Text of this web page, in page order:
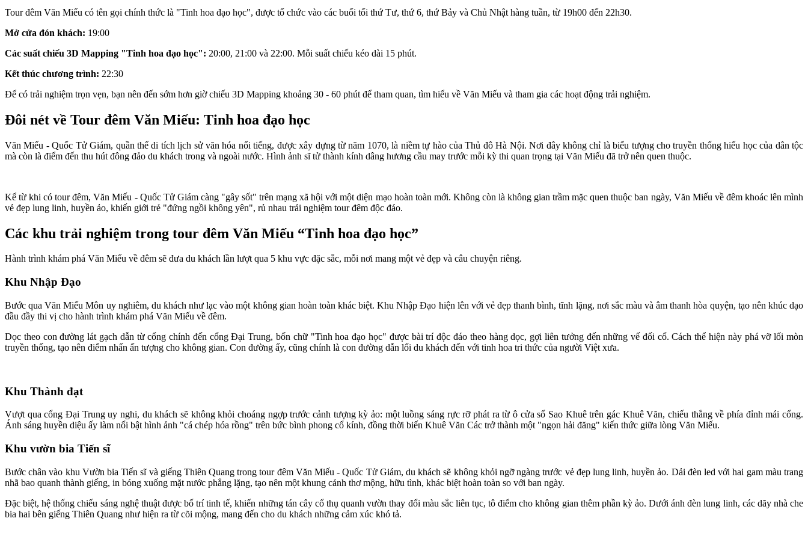
Tour đêm Văn Miếu có tên gọi chính thức là "Tinh hoa đạo học", được tổ chức vào các buổi tối thứ Tư, thứ 6, thứ Bảy và Chủ Nhật hàng tuần, từ 19h00 đến 22h30.
Mở cửa đón khách: 19:00
Các suất chiếu 3D Mapping "Tinh hoa đạo học": 20:00, 21:00 và 22:00. Mỗi suất chiếu kéo dài 15 phút.
Kết thúc chương trình: 22:30
Để có trải nghiệm trọn vẹn, bạn nên đến sớm hơn giờ chiếu 3D Mapping khoảng 30 - 60 phút để tham quan, tìm hiểu về Văn Miếu và tham gia các hoạt động trải nghiệm.
Đôi nét về Tour đêm Văn Miếu: Tinh hoa đạo học
Văn Miếu - Quốc Tử Giám, quần thể di tích lịch sử văn hóa nổi tiếng, được xây dựng từ năm 1070, là niềm tự hào của Thủ đô Hà Nội. Nơi đây không chỉ là biểu tượng cho truyền thống hiếu học của dân tộc
mà còn là điểm đến thu hút đông đảo du khách trong và ngoài nước. Hình ảnh sĩ tử thành kính dâng hương cầu may trước mỗi kỳ thi quan trọng tại Văn Miếu đã trở nên quen thuộc.
Kể từ khi có tour đêm, Văn Miếu - Quốc Tử Giám càng "gây sốt" trên mạng xã hội với một diện mạo hoàn toàn mới. Không còn là không gian trầm mặc quen thuộc ban ngày, Văn Miếu về đêm khoác lên mình
vẻ đẹp lung linh, huyền ảo, khiến giới trẻ "đứng ngồi không yên", rủ nhau trải nghiệm tour đêm độc đáo.
Các khu trải nghiệm trong tour đêm Văn Miếu “Tinh hoa đạo học”
Hành trình khám phá Văn Miếu về đêm sẽ đưa du khách lần lượt qua 5 khu vực đặc sắc, mỗi nơi mang một vẻ đẹp và câu chuyện riêng.
Khu Nhập Đạo
Bước qua Văn Miếu Môn uy nghiêm, du khách như lạc vào một không gian hoàn toàn khác biệt. Khu Nhập Đạo hiện lên với vẻ đẹp thanh bình, tĩnh lặng, nơi sắc màu và âm thanh hòa quyện, tạo nên khúc dạo
đầu đầy thi vị cho hành trình khám phá Văn Miếu về đêm.
Dọc theo con đường lát gạch dẫn từ cổng chính đến cổng Đại Trung, bốn chữ "Tinh hoa đạo học" được bài trí độc đáo theo hàng dọc, gợi liên tưởng đến những vế đối cổ. Cách thể hiện này phá vỡ lối mòn
truyền thống, tạo nên điểm nhấn ấn tượng cho không gian. Con đường ấy, cũng chính là con đường dẫn lối du khách đến với tinh hoa tri thức của người Việt xưa.
Khu Thành đạt
Vượt qua cổng Đại Trung uy nghi, du khách sẽ không khỏi choáng ngợp trước cảnh tượng kỳ ảo: một luồng sáng rực rỡ phát ra từ ô cửa sổ Sao Khuê trên gác Khuê Văn, chiếu thẳng về phía đỉnh mái cổng.
Ánh sáng huyền diệu ấy làm nổi bật hình ảnh "cá chép hóa rồng" trên bức bình phong cổ kính, đồng thời biến Khuê Văn Các trở thành một "ngọn hải đăng" kiến thức giữa lòng Văn Miếu.
Khu vườn bia Tiến sĩ
Bước chân vào khu Vườn bia Tiến sĩ và giếng Thiên Quang trong tour đêm Văn Miếu - Quốc Tử Giám, du khách sẽ không khỏi ngỡ ngàng trước vẻ đẹp lung linh, huyền ảo. Dải đèn led với hai gam màu trang
nhã bao quanh thành giếng, in bóng xuống mặt nước phẳng lặng, tạo nên một khung cảnh thơ mộng, hữu tình, khác biệt hoàn toàn so với ban ngày.
Đặc biệt, hệ thống chiếu sáng nghệ thuật được bố trí tinh tế, khiến những tán cây cổ thụ quanh vườn thay đổi màu sắc liên tục, tô điểm cho không gian thêm phần kỳ ảo. Dưới ánh đèn lung linh, các dãy nhà che
bia hai bên giếng Thiên Quang như hiện ra từ cõi mộng, mang đến cho du khách những cảm xúc khó tả.